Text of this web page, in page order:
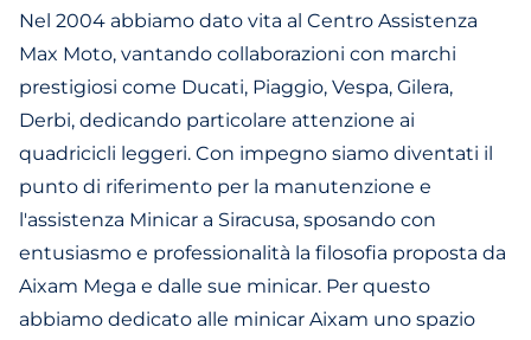
Nel 2004 abbiamo dato vita al Centro Assistenza
Max Moto, vantando collaborazioni con marchi
prestigiosi come Ducati, Piaggio, Vespa, Gilera,
Derbi, dedicando particolare attenzione ai
quadricicli leggeri. Con impegno siamo diventati il
punto di riferimento per la manutenzione e
l'assistenza Minicar a Siracusa, sposando con
entusiasmo e professionalità la filosofia proposta da
Aixam Mega e dalle sue minicar. Per questo
abbiamo dedicato alle minicar Aixam uno spazio